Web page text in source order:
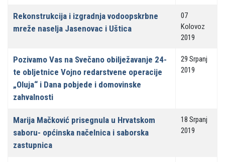
Rekonstrukcija i izgradnja vodoopskrbne
mreže naselja Jasenovac i Uštica
07
Kolovoz
2019
Pozivamo Vas na Svečano obilježavanje 24-
te obljetnice Vojno redarstvene operacije
„Oluja“ i Dana pobjede i domovinske
zahvalnosti
29 Srpanj
2019
Marija Mačković prisegnula u Hrvatskom
saboru- općinska načelnica i saborska
zastupnica
18 Srpanj
2019